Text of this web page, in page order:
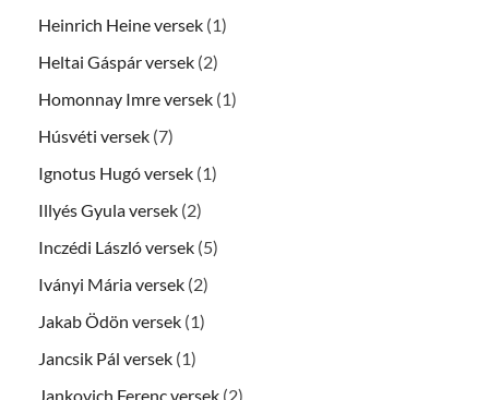
Heinrich Heine versek (1)
Heltai Gáspár versek (2)
Homonnay Imre versek (1)
Húsvéti versek (7)
Ignotus Hugó versek (1)
Illyés Gyula versek (2)
Inczédi László versek (5)
Iványi Mária versek (2)
Jakab Ödön versek (1)
Jancsik Pál versek (1)
Jankovich Ferenc versek (2)